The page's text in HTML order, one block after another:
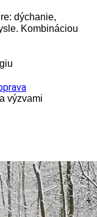
dýchanie,
Kombináciou
výzvami